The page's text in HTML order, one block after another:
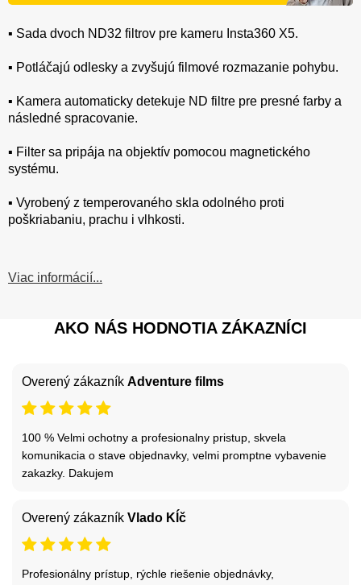
▪️ Sada dvoch ND32 filtrov pre kameru Insta360 X5.
▪️ Potláčajú odlesky a zvyšujú filmové rozmazanie pohybu.
▪️ Kamera automaticky detekuje ND filtre pre presné farby a
následné spracovanie.
▪️ Filter sa pripája na objektív pomocou magnetického
systému.
▪️ Vyrobený z temperovaného skla odolného proti
poškriabaniu, prachu i vlhkosti.
Viac informácií...
AKO NÁS HODNOTIA ZÁKAZNÍCI
Overený zákazník Adventure films
100 % Velmi ochotny a profesionalny pristup, skvela
komunikacia o stave objednavky, velmi promptne vybavenie
zakazky. Dakujem
Overený zákazník Vlado Kĺč
Profesionálny prístup, rýchle riešenie objednávky,